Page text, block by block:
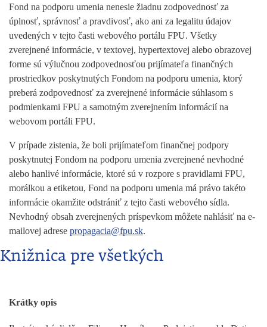
Fond na podporu umenia nenesie žiadnu zodpovednosť za
úplnosť, správnosť a pravdivosť, ako ani za legalitu údajov
uvedených v tejto časti webového portálu FPU. Všetky
zverejnené informácie, v textovej, hypertextovej alebo obrazovej
forme sú výlučnou zodpovednosťou prijímateľa finančných
prostriedkov poskytnutých Fondom na podporu umenia, ktorý
preberá zodpovednosť za zverejnené informácie súhlasom s
podmienkami FPU a samotným zverejnením informácií na
webovom portáli FPU.
V prípade zistenia, že boli prijímateľom finančnej podpory
poskytnutej Fondom na podporu umenia zverejnené nevhodné
alebo hanlivé informácie, ktoré sú v rozpore s pravidlami FPU,
morálkou a etiketou, Fond na podporu umenia má právo takéto
informácie okamžite odstrániť z tejto časti webového sídla.
Nevhodný obsah zverejnených príspevkom môžete nahlásiť na e-
mailovej adrese propagacia@fpu.sk.
Knižnica pre všetkých
Krátky opis